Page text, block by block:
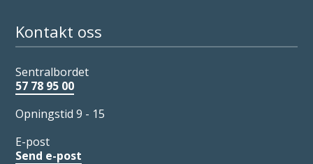
Kontakt oss
Sentralbordet
57 78 95 00
Opningstid 9 - 15
E-post
Send e-post